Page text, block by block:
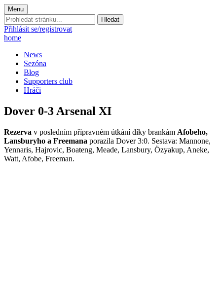
Menu
Prohledat
stránku:
Přihlásit se/registrovat
home
News
Sezóna
Blog
Supporters club
Hráči
Dover 0-3 Arsenal XI
Rezerva v posledním přípravném útkání díky brankám Afobeho,
Lansburyho a Freemana porazila Dover 3:0. Sestava: Mannone,
Yennaris, Hajrovic, Boateng, Meade, Lansbury, Özyakup, Aneke,
Watt, Afobe, Freeman.